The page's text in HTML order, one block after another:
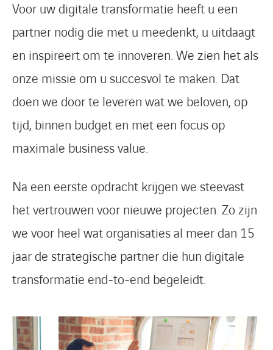
Voor uw digitale transformatie heeft u een
partner nodig die met u meedenkt, u uitdaagt
en inspireert om te innoveren. We zien het als
onze missie om u succesvol te maken. Dat
doen we door te leveren wat we beloven, op
tijd, binnen budget en met een focus op
maximale business value.
Na een eerste opdracht krijgen we steevast
het vertrouwen voor nieuwe projecten. Zo zijn
we voor heel wat organisaties al meer dan 15
jaar de strategische partner die hun digitale
transformatie end-to-end begeleidt.